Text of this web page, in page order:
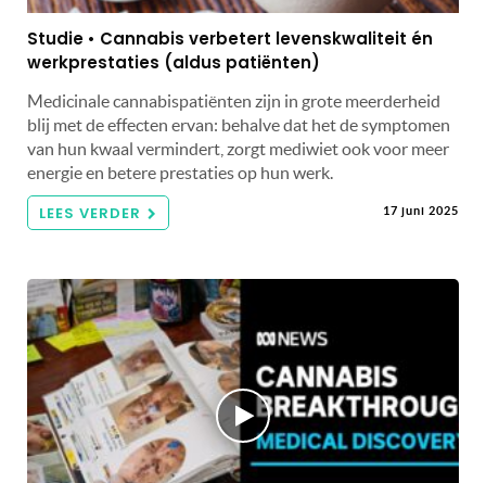
Studie • Cannabis verbetert levenskwaliteit én
werkprestaties (aldus patiënten)
Medicinale cannabispatiënten zijn in grote meerderheid
blij met de effecten ervan: behalve dat het de symptomen
van hun kwaal vermindert, zorgt mediwiet ook voor meer
energie en betere prestaties op hun werk.
LEES VERDER 17 juni 2025